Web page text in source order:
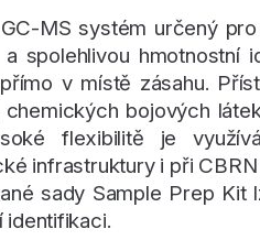
MS systém určený
spolehlivou
v místě zásahu.
bojových
flexibilitě je
infrastruktury i při
sady Sample Prep
identifikaci.